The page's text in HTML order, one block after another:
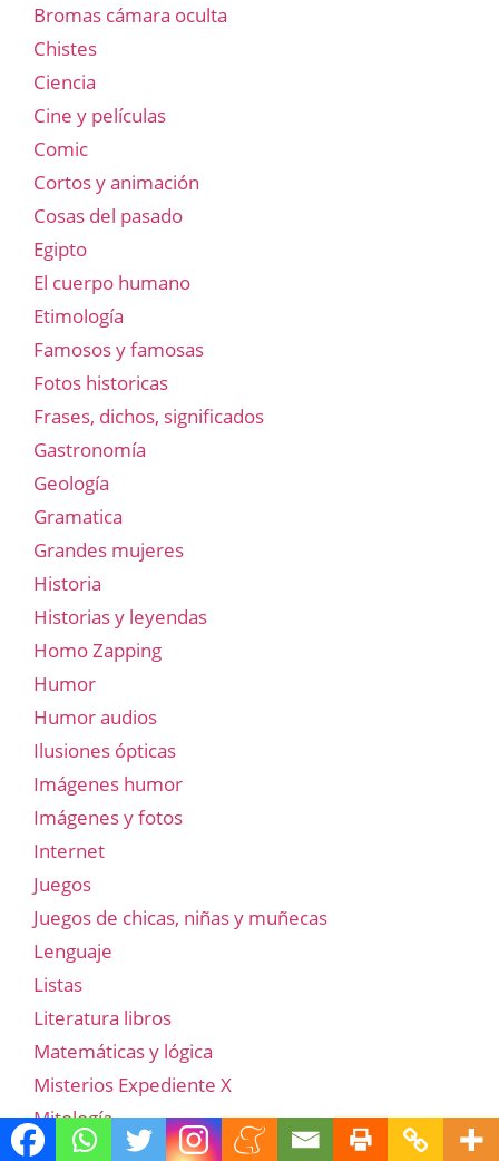
Bromas cámara oculta
Chistes
Ciencia
Cine y películas
Comic
Cortos y animación
Cosas del pasado
Egipto
El cuerpo humano
Etimología
Famosos y famosas
Fotos historicas
Frases, dichos, significados
Gastronomía
Geología
Gramatica
Grandes mujeres
Historia
Historias y leyendas
Homo Zapping
Humor
Humor audios
Ilusiones ópticas
Imágenes humor
Imágenes y fotos
Internet
Juegos
Juegos de chicas, niñas y muñecas
Lenguaje
Listas
Literatura libros
Matemáticas y lógica
Misterios Expediente X
Mitología
Mitología griega